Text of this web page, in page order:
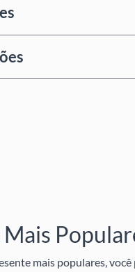
mais populares,